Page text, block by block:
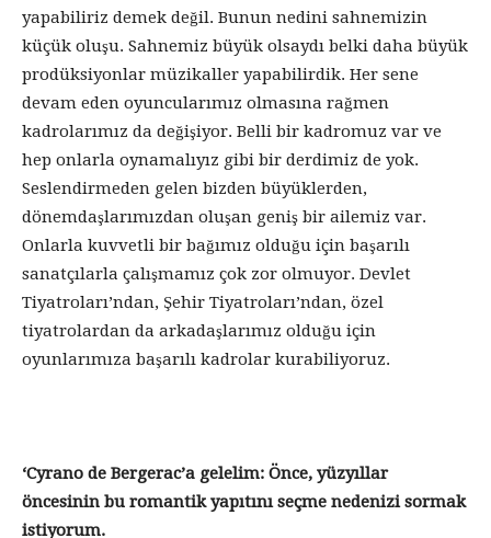
yapabiliriz demek değil. Bunun nedini sahnemizin
küçük oluşu. Sahnemiz büyük olsaydı belki daha büyük
prodüksiyonlar müzikaller yapabilirdik. Her sene
devam eden oyuncularımız olmasına rağmen
kadrolarımız da değişiyor. Belli bir kadromuz var ve
hep onlarla oynamalıyız gibi bir derdimiz de yok.
Seslendirmeden gelen bizden büyüklerden,
dönemdaşlarımızdan oluşan geniş bir ailemiz var.
Onlarla kuvvetli bir bağımız olduğu için başarılı
sanatçılarla çalışmamız çok zor olmuyor. Devlet
Tiyatroları’ndan, Şehir Tiyatroları’ndan, özel
tiyatrolardan da arkadaşlarımız olduğu için
oyunlarımıza başarılı kadrolar kurabiliyoruz.
‘Cyrano de Bergerac’a gelelim: Önce, yüzyıllar
öncesinin bu romantik yapıtını seçme nedenizi sormak
istiyorum.